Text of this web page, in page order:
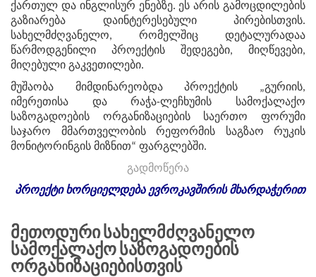
ქართულ და ინგლისურ ენებზე. ეს არის გამოცდილების
გაზიარება დაინტერესებული პირებისთვის.
სახელმძღვანელო, რომელშიც დეტალურადაა
წარმოდგენილი პროექტის შედეგები, მიღწევები,
მიღებული გაკვეთილები.
მუშაობა მიმდინარეობდა პროექტის „გურიის,
იმერეთისა და რაჭა-ლეჩხუმის სამოქალაქო
საზოგადოების ორგანიზაციების საერთო ფორუმი
საჯარო მმართველობის რეფორმის საგზაო რუკის
მონიტორინგის მიზნით“ ფარგლებში.
გადმოწერა
პროექტი ხორციელდება ევროკავშირის მხარდაჭერით
Მეთოდური Სახელმძღვანელო
Სამოქალაქო Საზოგადოების
Ორგანიზაციებისთვის